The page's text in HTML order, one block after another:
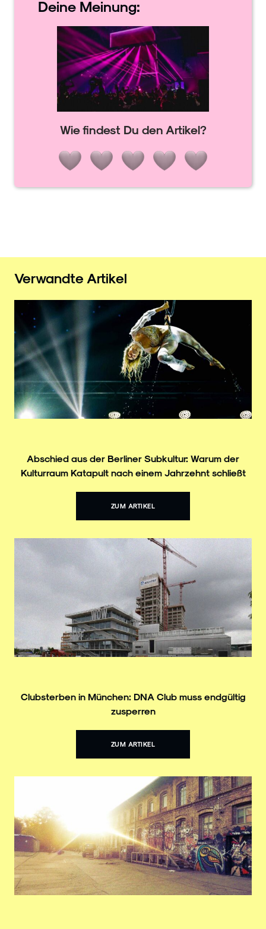
Deine Meinung:
Wie findest Du den Artikel?
Verwandte Artikel
Abschied aus der Berliner Subkultur: Warum der
Kulturraum Katapult nach einem Jahrzehnt schließt
ZUM ARTIKEL
Clubsterben in München: DNA Club muss endgültig
zusperren
ZUM ARTIKEL